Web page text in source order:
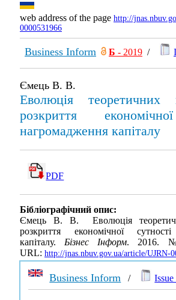
web address of the page http://
0000531966
Business Inform Б - 2019 /
Ємець В. В.
Еволюція теоретичних
розкриття
нагромадження капіталу
PDF
Бібліографічний опис:
Ємець В. В. Еволюція
розкриття економічної
капіталу.Бізнес Інформ. 2016.
URL: http://jnas.nbuv.gov.ua/article/UJRN-
Business Inform / Issue